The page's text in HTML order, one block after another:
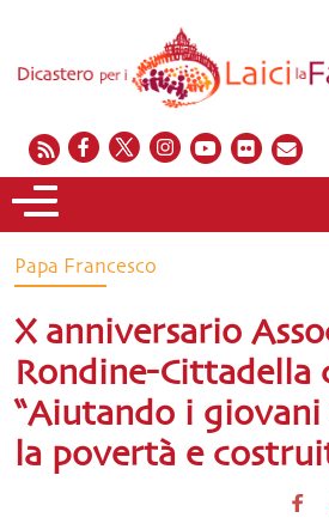
Papa Francesco
X anniversario
Rondine-Cittadella
“Aiutando i
la povertà e